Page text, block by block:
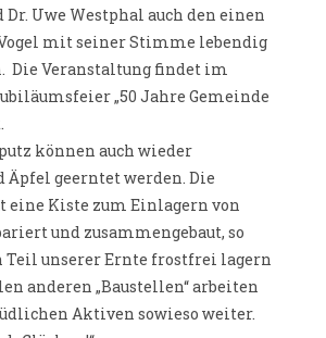
Uwe Westphal auch den einen
mit seiner Stimme lebendig
Die Veranstaltung findet im
„50 Jahre Gemeinde
können auch wieder
geerntet werden. Die
eine Kiste zum Einlagern von
und zusammengebaut, so
Teil unserer Ernte frostfrei lagern
anderen „Baustellen“ arbeiten
Aktiven sowieso weiter.